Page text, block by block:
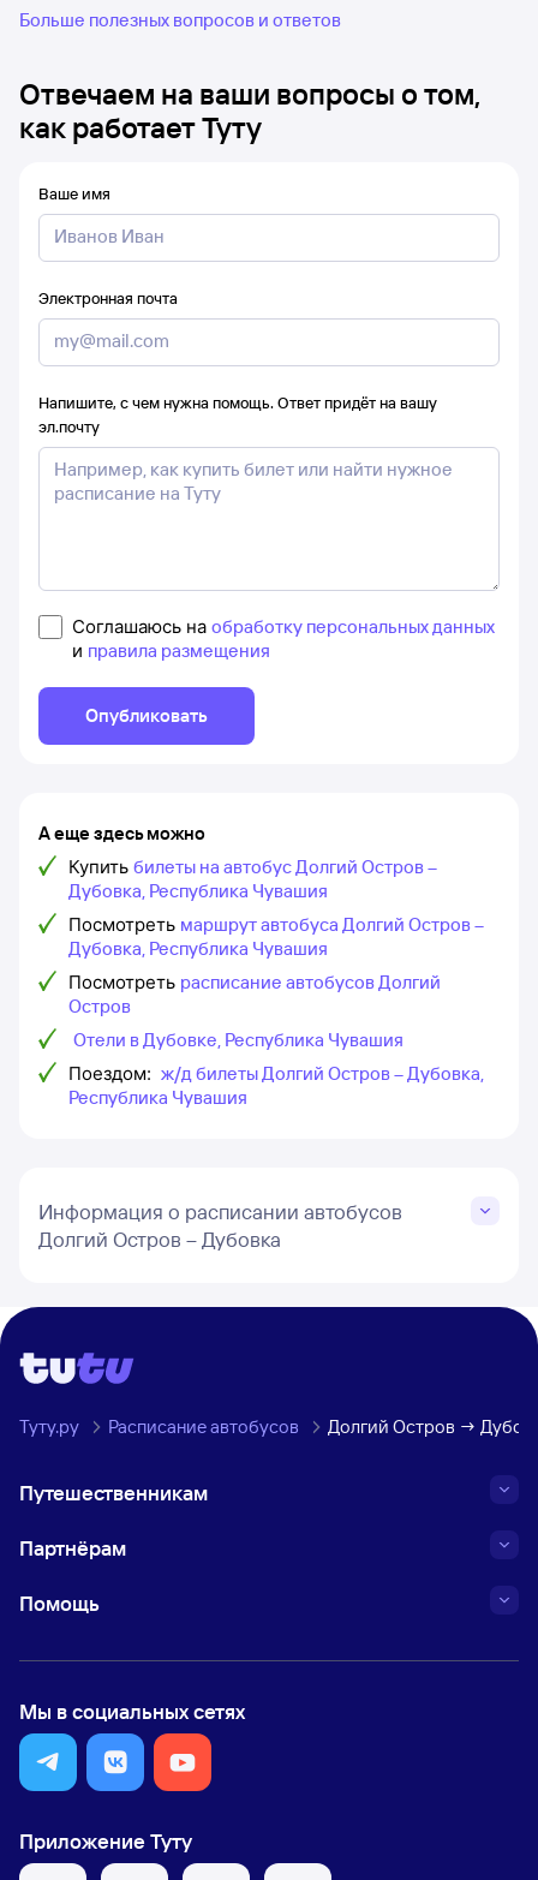
Больше полезных вопросов и ответов
Отвечаем на ваши вопросы о том,
как работает Туту
Ваше имя
Электронная почта
Напишите, с чем нужна помощь. Ответ придёт на вашу
эл.почту
Соглашаюсь на обработку персональных данных
и правила размещения
Опубликовать
А еще здесь можно
Купить билеты на автобус Долгий Остров –
Дубовка, Республика Чувашия
Посмотреть маршрут автобуса Долгий Остров –
Дубовка, Республика Чувашия
Посмотреть расписание автобусов Долгий
Остров
Отели в Дубовке, Республика Чувашия
Поездом: ж/д билеты Долгий Остров – Дубовка,
Республика Чувашия
Информация о расписании автобусов
Долгий Остров – Дубовка
Туту.ру Расписание автобусов Долгий Остров →
Путешественникам
Партнёрам
Помощь
Мы в социальных сетях
Приложение Туту